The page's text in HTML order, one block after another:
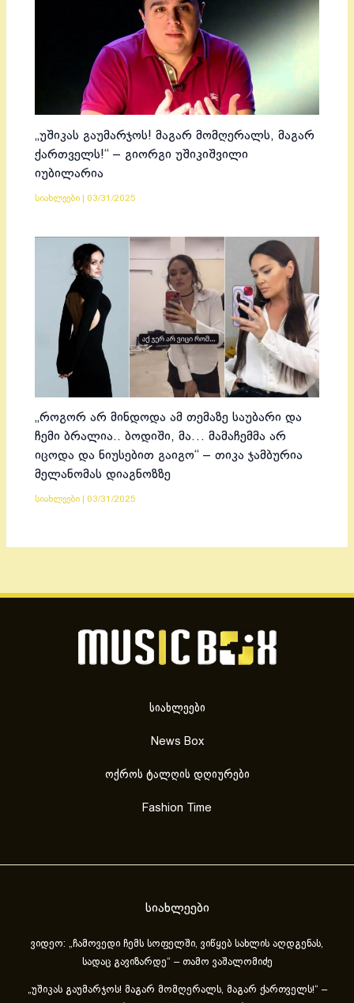
„უშიკას გაუმარჯოს! მაგარ მომღერალს, მაგარ
ქართველს!“ – გიორგი უშიკიშვილი
იუბილარია
სიახლეები 03/31/2025
„როგორ არ მინდოდა ამ თემაზე საუბარი და
ჩემი ბრალია.. ბოდიში, მა… მამაჩემმა არ
იცოდა და ნიუსებით გაიგო“ – თიკა ჯამბურია
მელანომას დიაგნოზზე
სიახლეები 03/31/2025
სიახლეები
News Box
ოქროს ტალღის დღიურები
Fashion Time
სიახლეები
ვიდეო: „ჩამოვედი ჩემს სოფელში, ვიწყებ სახლის აღდგენას,
სადაც გავიზარდე“ – თამო ვაშალომიძე
„უშიკას გაუმარჯოს! მაგარ მომღერალს, მაგარ ქართველს!“ –